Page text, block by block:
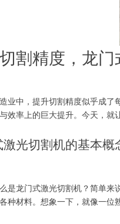
割精度，龙门
业中，提升切割精度似乎成了
效率上的巨大提升。今天，就
激光切割机的基本概
是龙门式激光切割机？简单来
种材料。想象一下，就像一位